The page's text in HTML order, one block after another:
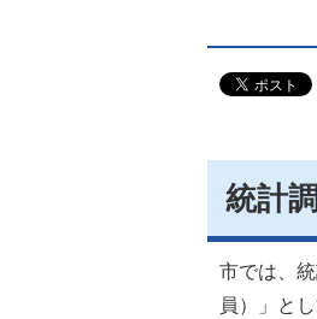
統計
市では、
員）」と